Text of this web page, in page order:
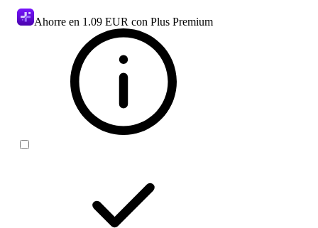
Ahorre en 1.09 EUR con Plus Premium